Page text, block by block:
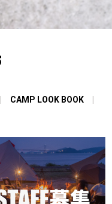
CAMP LOOK BOOK